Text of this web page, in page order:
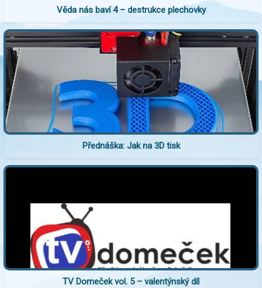
Věda nás baví 4 – destrukce plechovky
Přednáška: Jak na 3D tisk
TV Domeček vol. 5 – valentýnský díl